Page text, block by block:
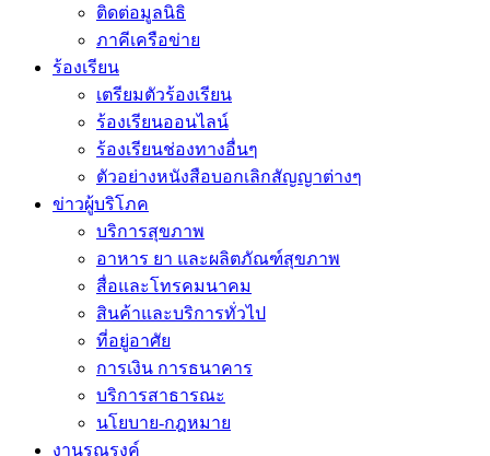
ติดต่อมูลนิธิ
ภาคีเครือข่าย
ร้องเรียน
เตรียมตัวร้องเรียน
ร้องเรียนออนไลน์
ร้องเรียนช่องทางอื่นๆ
ตัวอย่างหนังสือบอกเลิกสัญญาต่างๆ
ข่าวผู้บริโภค
บริการสุขภาพ
อาหาร ยา และผลิตภัณฑ์สุขภาพ
สื่อและโทรคมนาคม
สินค้าและบริการทั่วไป
ที่อยู่อาศัย
การเงิน การธนาคาร
บริการสาธารณะ
นโยบาย-กฎหมาย
งานรณรงค์